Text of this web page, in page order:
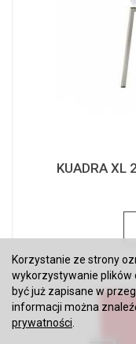
KUADRA XL
Korzystanie ze strony
wykorzystywanie plików
być już zapisane w
informacji można
prywatności